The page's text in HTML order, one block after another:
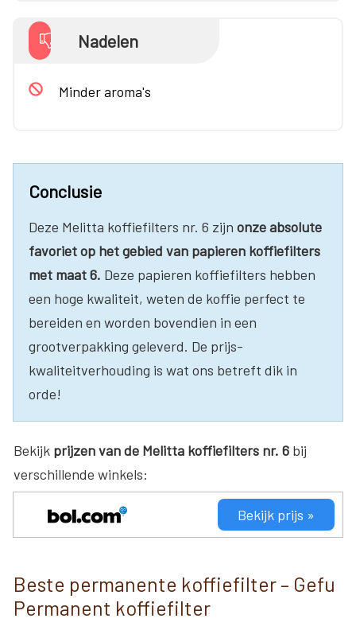
Nadelen
Minder aroma's
Conclusie
Deze Melitta koffiefilters nr. 6 zijn onze absolute
favoriet op het gebied van papieren koffiefilters
met maat 6. Deze papieren koffiefilters hebben
een hoge kwaliteit, weten de koffie perfect te
bereiden en worden bovendien in een
grootverpakking geleverd. De prijs-
kwaliteitverhouding is wat ons betreft dik in
orde!
Bekijk prijzen van de Melitta koffiefilters nr. 6 bij
verschillende winkels:
Bekijk prijs »
Beste permanente koffiefilter – Gefu
Permanent koffiefilter